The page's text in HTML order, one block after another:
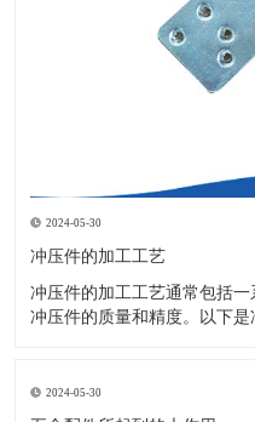
2024-05-30
冲压件的加工工艺
冲压件的加工工艺通常包括
冲压件的质量和精度。以下是冲压
开料与落料：在图纸上标注尺
材。然
2024-05-30